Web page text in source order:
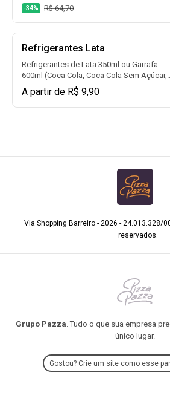
muito mais)
-34% R$ 64,70
Refrigerantes Lata
Refrigerantes de Lata 350ml ou Garrafa
600ml (Coca Cola, Coca Cola Sem Açúcar,
Guaraná, Fanta Laranja, Fanta Uva, Sprite,
Sprite Zero e muito mais)
A partir de R$ 9,90
Via Shopping Barreiro - 2026 - 24.013.328/
reservados.
Grupo Pazza. Tudo o que sua empresa
único lugar.
Gostou? Crie um site como esse